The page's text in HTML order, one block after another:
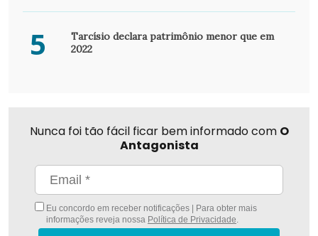
5
Tarcísio declara patrimônio menor que em
2022
Nunca foi tão fácil ficar bem informado com O
Antagonista
Eu concordo em receber notificações | Para obter mais
informações reveja nossa Política de Privacidade.